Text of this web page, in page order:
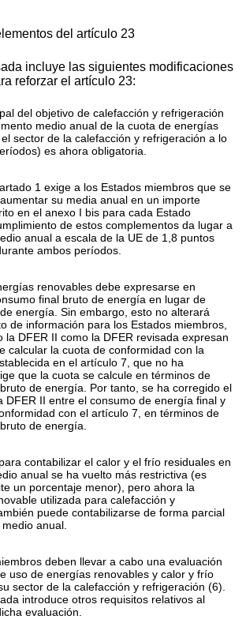
del artículo 23
incluye las siguientes modificaciones
reforzar el artículo 23:
del objetivo de calefacción y refrigeración
medio anual de la cuota de energías
sector de la calefacción y refrigeración a lo
es ahora obligatoria.
1 exige a los Estados miembros que se
su media anual en un importe
en el anexo I bis para cada Estado
de estos complementos da lugar a
anual a escala de la UE de 1,8 puntos
ambos períodos.
renovables debe expresarse en
final bruto de energía en lugar de
energía. Sin embargo, esto no alterará
de información para los Estados miembros,
la DFER II como la DFER revisada expresan
calcular la cuota de conformidad con la
en el artículo 7, que no ha
que la cuota se calcule en términos de
de energía. Por tanto, se ha corregido el
DFER II entre el consumo de energía final y
con el artículo 7, en términos de
de energía.
contabilizar el calor y el frío residuales en
anual se ha vuelto más restrictiva (es
un porcentaje menor), pero ahora la
utilizada para calefacción y
puede contabilizarse de forma parcial
anual.
deben llevar a cabo una evaluación
uso de energías renovables y calor y frío
sector de la calefacción y refrigeración(6).
introduce otros requisitos relativos al
evaluación.